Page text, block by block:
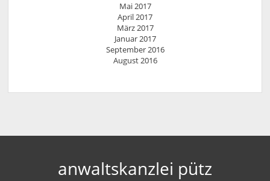
Mai 2017
April 2017
März 2017
Januar 2017
September 2016
August 2016
anwaltskanzlei pütz